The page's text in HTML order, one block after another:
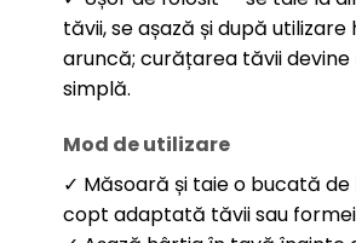
tăvii, se așază și după utilizare
aruncă; curățarea tăvii
simplă.
Mod de utilizare
✓ Măsoară și taie o bucată
copt adaptată tăvii sau